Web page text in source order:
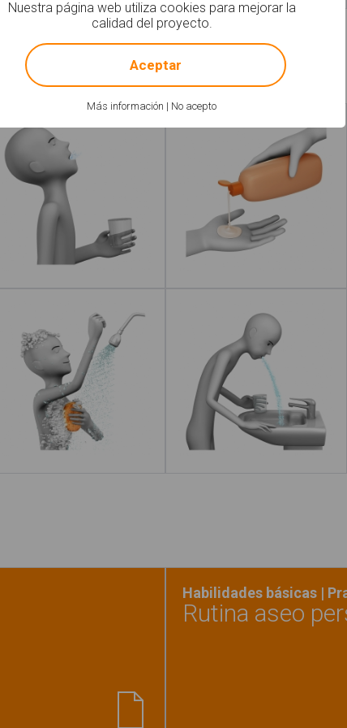
acerca de "Lavar el pelo"
Leer más
Hacer gárgaras Echar jabón
acerca de "Abrir el grifo"
Leer más Leer más
Habilidades básicas |
Rutina aseo
Nuestra página web utiliza cookies para mejorar la
calidad del proyecto.
Más información | No acepto
! Not valid!
Aceptar